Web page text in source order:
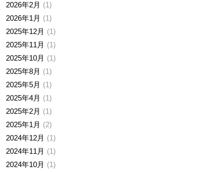
2026年2月
1
2026年1月
1
2025年12月
1
2025年11月
1
2025年10月
1
2025年8月
1
2025年5月
1
2025年4月
1
2025年2月
1
2025年1月
2
2024年12月
1
2024年11月
1
2024年10月
1